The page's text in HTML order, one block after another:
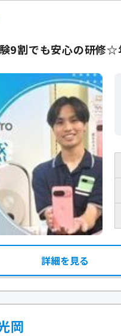
9割でも安心の研修☆
詳細を見る
岡